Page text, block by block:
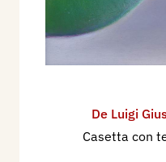
De Luigi
Casetta con